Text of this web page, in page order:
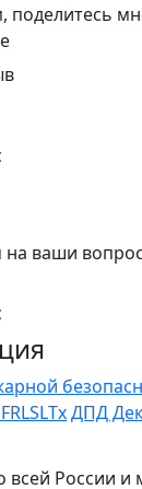
поделитесь
на ваши
ДПД
России и